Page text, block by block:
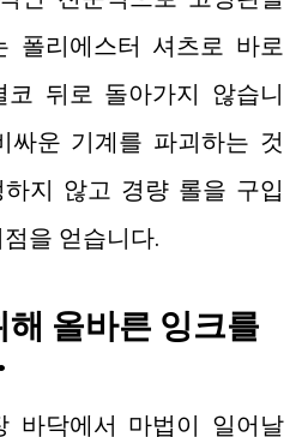
폴리에스터 셔츠로 바로
뒤로 돌아가지 않습니
싸운 기계를 파괴하는 것
지 않고 경량 롤을 구입
을 얻습니다.
올바른 잉크를
바닥에서 마법이 일어날